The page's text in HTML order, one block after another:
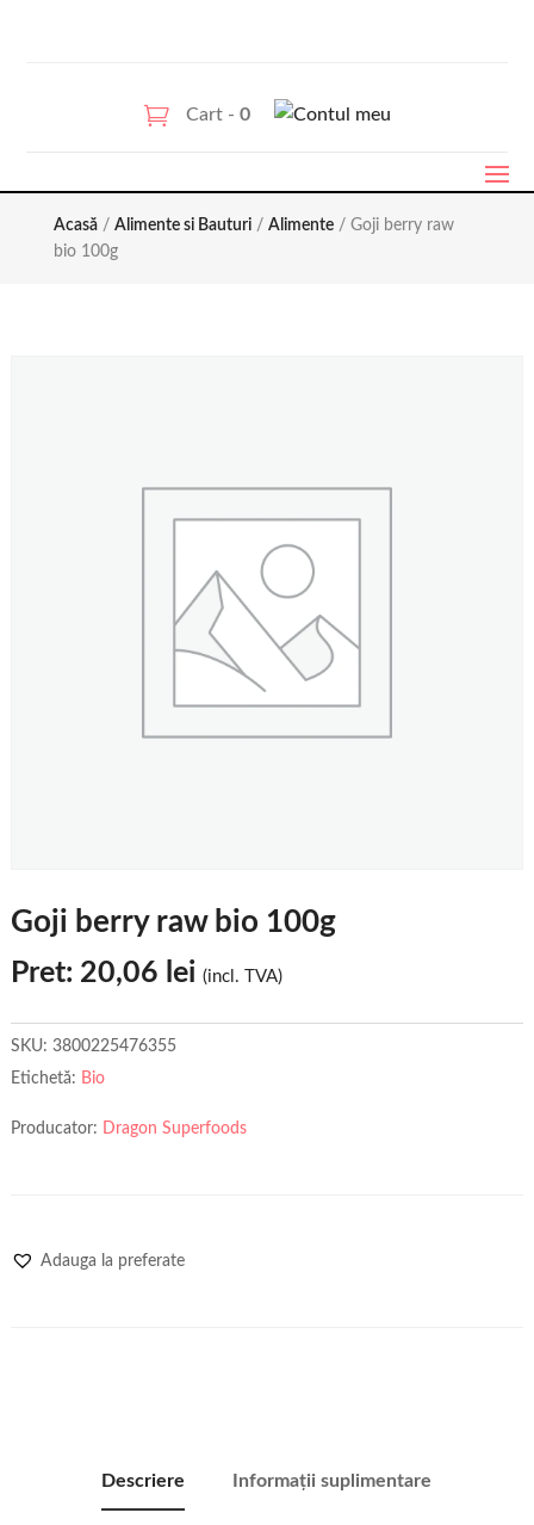
Cart - 0
Acasă/ Alimente si Bauturi/ Alimente/ Goji berry raw
bio 100g
Goji berry raw bio 100g
Pret: 20,06 lei (incl. TVA)
SKU: 3800225476355
Etichetă: Bio
Producator: Dragon Superfoods
Adauga la preferate
Descriere Informații suplimentare